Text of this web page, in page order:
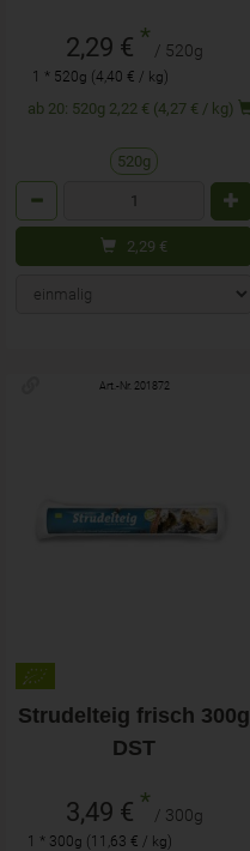
2,29 € * / 520g
1 * 520g (4,40 € / kg)
ab 20: 520g 2,22 € (4,27 € / kg)
520g
2,29 €
Art.-Nr. 201872
Strudelteig frisch 300g
DST
3,49 € * / 300g
1 * 300g (11,63 € / kg)